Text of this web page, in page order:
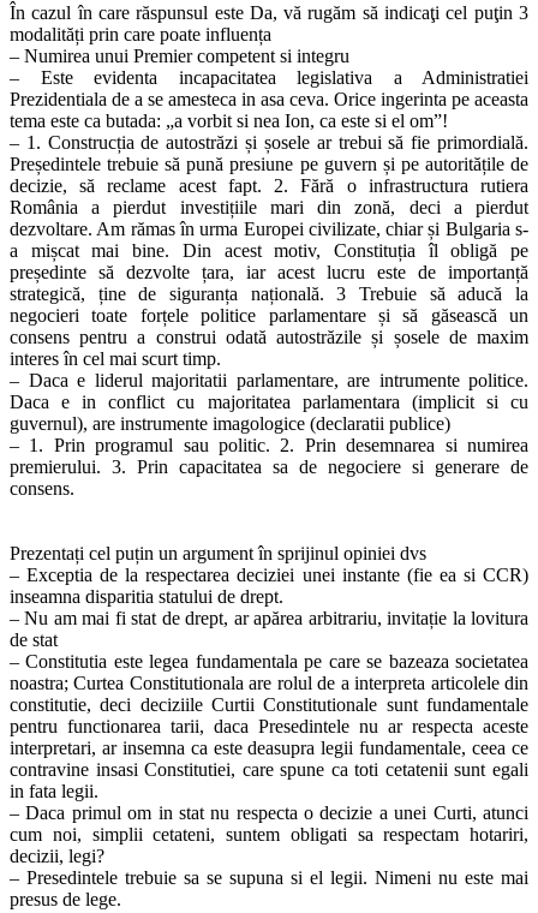
În cazul în care răspunsul este Da, vă rugăm să indicaţi cel puţin 3
modalități prin care poate influența
– Numirea unui Premier competent si integru
– Este evidenta incapacitatea legislativa a Administratiei
Prezidentiala de a se amesteca in asa ceva. Orice ingerinta pe aceasta
tema este ca butada: „a vorbit si nea Ion, ca este si el om”!
– 1. Construcția de autostrăzi și șosele ar trebui să fie primordială.
Președintele trebuie să pună presiune pe guvern și pe autoritățile de
decizie, să reclame acest fapt. 2. Fără o infrastructura rutiera
România a pierdut investițiile mari din zonă, deci a pierdut
dezvoltare. Am rămas în urma Europei civilizate, chiar și Bulgaria s-
a mișcat mai bine. Din acest motiv, Constituția îl obligă pe
președinte să dezvolte țara, iar acest lucru este de importanță
strategică, ține de siguranța națională. 3 Trebuie să aducă la
negocieri toate forțele politice parlamentare și să găsească un
consens pentru a construi odată autostrăzile și șosele de maxim
interes în cel mai scurt timp.
– Daca e liderul majoritatii parlamentare, are intrumente politice.
Daca e in conflict cu majoritatea parlamentara (implicit si cu
guvernul), are instrumente imagologice (declaratii publice)
– 1. Prin programul sau politic. 2. Prin desemnarea si numirea
premierului. 3. Prin capacitatea sa de negociere si generare de
consens.
Prezentați cel puțin un argument în sprijinul opiniei dvs
– Exceptia de la respectarea deciziei unei instante (fie ea si CCR)
inseamna disparitia statului de drept.
– Nu am mai fi stat de drept, ar apărea arbitrariu, invitație la lovitura
de stat
– Constitutia este legea fundamentala pe care se bazeaza societatea
noastra; Curtea Constitutionala are rolul de a interpreta articolele din
constitutie, deci deciziile Curtii Constitutionale sunt fundamentale
pentru functionarea tarii, daca Presedintele nu ar respecta aceste
interpretari, ar insemna ca este deasupra legii fundamentale, ceea ce
contravine insasi Constitutiei, care spune ca toti cetatenii sunt egali
in fata legii.
– Daca primul om in stat nu respecta o decizie a unei Curti, atunci
cum noi, simplii cetateni, suntem obligati sa respectam hotariri,
decizii, legi?
– Presedintele trebuie sa se supuna si el legii. Nimeni nu este mai
presus de lege.